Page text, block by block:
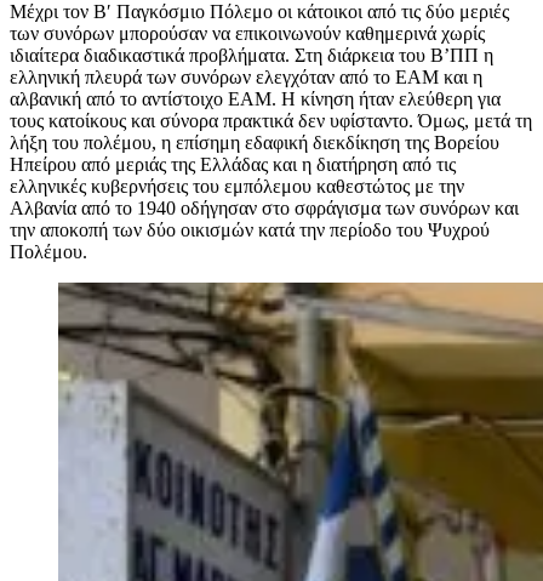
Μέχρι τον Β′ Παγκόσμιο Πόλεμο οι κάτοικοι από τις δύο μεριές
των συνόρων μπορούσαν να επικοινωνούν καθημερινά χωρίς
ιδιαίτερα διαδικαστικά προβλήματα. Στη διάρκεια του Β’ΠΠ η
ελληνική πλευρά των συνόρων ελεγχόταν από το ΕΑΜ και η
αλβανική από το αντίστοιχο ΕΑΜ. Η κίνηση ήταν ελεύθερη για
τους κατοίκους και σύνορα πρακτικά δεν υφίσταντο. Όμως, μετά τη
λήξη του πολέμου, η επίσημη εδαφική διεκδίκηση της Βορείου
Ηπείρου από μεριάς της Ελλάδας και η διατήρηση από τις
ελληνικές κυβερνήσεις του εμπόλεμου καθεστώτος με την
Αλβανία από το 1940 οδήγησαν στο σφράγισμα των συνόρων και
την αποκοπή των δύο οικισμών κατά την περίοδο του Ψυχρού
Πολέμου.